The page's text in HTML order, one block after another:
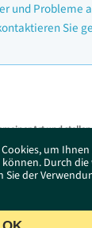
um
Durch
der
und Probleme
Sie
Art und
Anspruch auf
jederzeit
ausschließliche